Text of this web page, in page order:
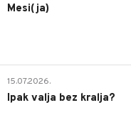
Mesi(ja)
15.07.2026.
Ipak valja bez kralja?